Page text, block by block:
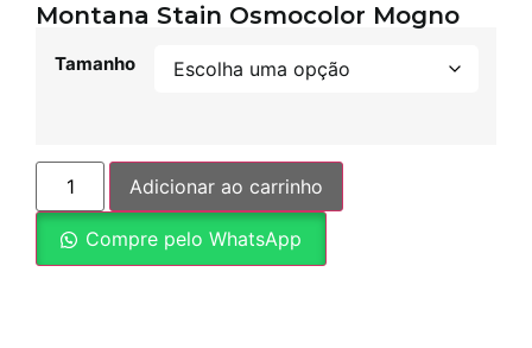
Montana Stain Osmocolor Mogno
Tamanho
Adicionar ao carrinho
Compre pelo WhatsApp